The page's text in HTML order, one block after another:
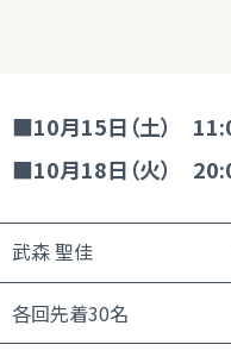
■10月15日（土）
■10月18日（火）
武森 聖佳
各回先着30名